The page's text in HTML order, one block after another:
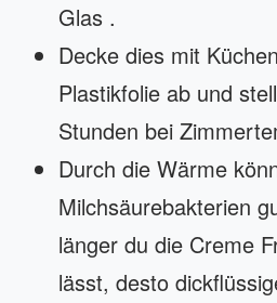
Glas .
Decke dies mit
Plastikfolie ab und
Stunden bei
Durch die Wärme
Milchsäurebakterien
länger du die Creme
lässt, desto